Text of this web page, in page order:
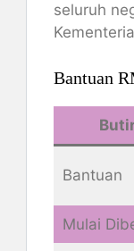
seluruh
Bantuan
Bantuan
Mulai